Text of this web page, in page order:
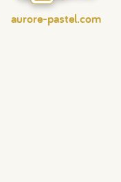
aurore-pastel.com